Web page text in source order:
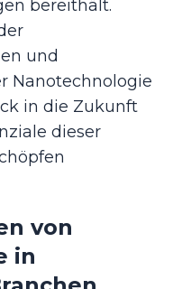
bereithält.
und
Nanotechnologie
in die Zukunft
dieser
von
in